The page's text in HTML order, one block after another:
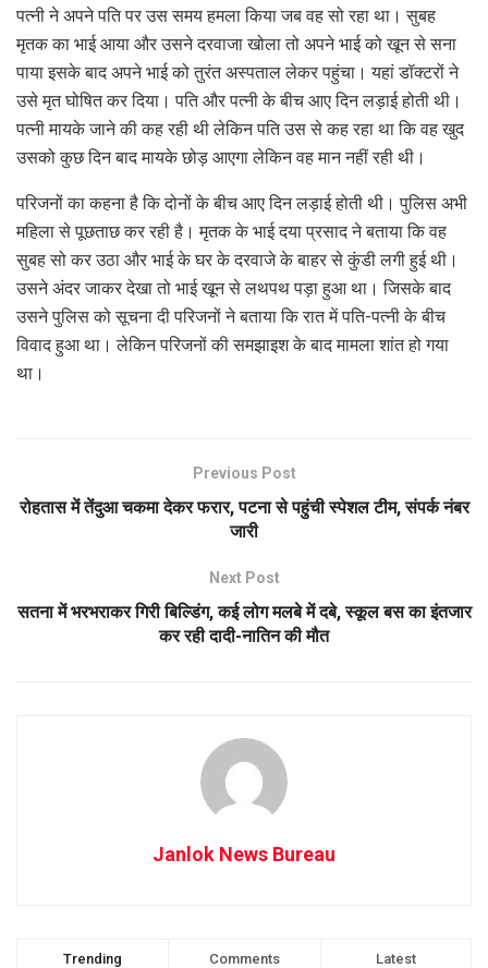
पत्नी ने अपने पति पर उस समय हमला किया जब वह सो रहा था। सुबह
मृतक का भाई आया और उसने दरवाजा खोला तो अपने भाई को खून से सना
पाया इसके बाद अपने भाई को तुरंत अस्पताल लेकर पहुंचा। यहां डॉक्टरों ने
उसे मृत घोषित कर दिया। पति और पत्नी के बीच आए दिन लड़ाई होती थी।
पत्नी मायके जाने की कह रही थी लेकिन पति उस से कह रहा था कि वह खुद
उसको कुछ दिन बाद मायके छोड़ आएगा लेकिन वह मान नहीं रही थी।
परिजनों का कहना है कि दोनों के बीच आए दिन लड़ाई होती थी। पुलिस अभी
महिला से पूछताछ कर रही है। मृतक के भाई दया प्रसाद ने बताया कि वह
सुबह सो कर उठा और भाई के घर के दरवाजे के बाहर से कुंडी लगी हुई थी।
उसने अंदर जाकर देखा तो भाई खून से लथपथ पड़ा हुआ था। जिसके बाद
उसने पुलिस को सूचना दी परिजनों ने बताया कि रात में पति-पत्नी के बीच
विवाद हुआ था। लेकिन परिजनों की समझाइश के बाद मामला शांत हो गया
था।
Previous Post
रोहतास में तेंदुआ चकमा देकर फरार, पटना से पहुंची स्पेशल टीम, संपर्क नंबर
जारी
Next Post
सतना में भरभराकर गिरी बिल्डिंग, कई लोग मलबे में दबे, स्कूल बस का इंतजार
कर रही दादी-नातिन की मौत
Janlok News Bureau
Trending Comments Latest